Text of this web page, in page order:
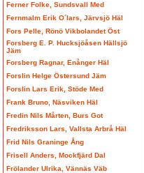
Ferner Folke, Sundsvall Med
Fernmalm Erik O´lars, Järvsjö Häl
Fors Pelle, Rönö Vikbolandet Öst
Forsberg E. P. Hucksjöåsen Hällsjö
Jäm
Forsberg Ragnar, Enånger Häl
Forslin Helge Östersund Jäm
Forslin Lars Erik, Stöde Med
Frank Bruno, Näsviken Häl
Fredin Nils Mårten, Burs Got
Fredriksson Lars, Vallsta Arbrå Häl
Frid Nils Graninge Ång
Frisell Anders, Mockfjärd Dal
Frölander Ulrika, Vännäs Väb